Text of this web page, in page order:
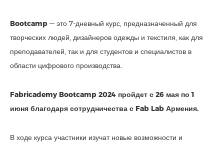
Bootcamp — это 7-дневный курс, предназначенный для
творческих людей, дизайнеров одежды и текстиля, как для
преподавателей, так и для студентов и специалистов в
области цифрового производства.
Fabricademy Bootcamp 2024 пройдет с 26 мая по 1
июня благодаря сотрудничества с Fab Lab Армения.
В ходе курса участники изучат новые возможности и